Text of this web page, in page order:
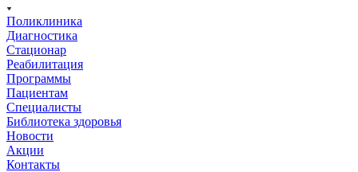
Поликлиника
Диагностика
Стационар
Реабилитация
Программы
Пациентам
Специалисты
Библиотека здоровья
Новости
Акции
Контакты